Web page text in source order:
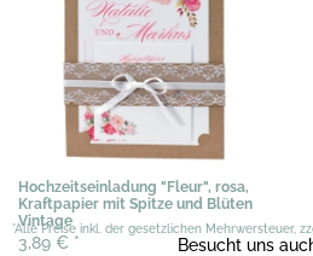
Hochzeitseinladung "Fleur", rosa,
Kraftpapier mit Spitze und Blüten
Vintage
3,89 € *
*Alle Preise inkl. der gesetzlichen Mehrwersteuer,
Besucht uns